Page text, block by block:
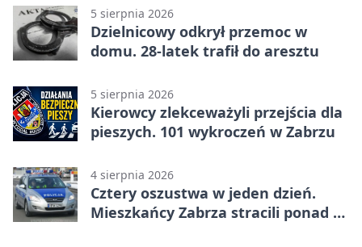
5 sierpnia 2026
Dzielnicowy odkrył przemoc w
domu. 28-latek trafił do aresztu
5 sierpnia 2026
Kierowcy zlekceważyli przejścia dla
pieszych. 101 wykroczeń w Zabrzu
4 sierpnia 2026
Cztery oszustwa w jeden dzień.
Mieszkańcy Zabrza stracili ponad 6